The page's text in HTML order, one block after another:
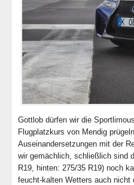
Gottlob dürfen wir die
Flugplatzkurs von Mendig
Auseinandersetzungen mit der
wir gemächlich, schließlich sind
R19, hinten: 275/35 R19) noch
feucht-kalten Wetters auch nicht